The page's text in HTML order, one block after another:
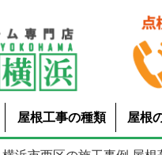
屋根工事の種類 屋根